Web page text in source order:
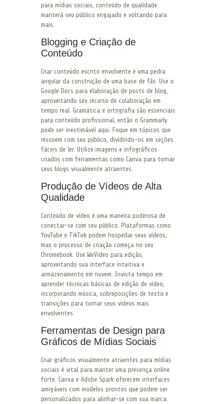
para mídias sociais, conteúdo de qualidade
manterá seu público engajado e voltando para
mais.
Blogging e Criação de
Conteúdo
Criar conteúdo escrito envolvente é uma pedra
angular da construção de uma base de fãs. Use o
Google Docs para elaboração de posts de blog,
aproveitando seu recurso de colaboração em
tempo real. Gramática e ortografia são essenciais
para conteúdo profissional, então o Grammarly
pode ser inestimável aqui. Foque em tópicos que
ressoem com seu público, dividindo-os em seções
fáceis de ler. Utilize imagens e infográficos
criados com ferramentas como Canva para tornar
seus blogs visualmente atraentes.
Produção de Vídeos de Alta
Qualidade
Conteúdo de vídeo é uma maneira poderosa de
conectar-se com seu público. Plataformas como
YouTube e TikTok podem hospedar seus vídeos,
mas o processo de criação começa no seu
Chromebook. Use WeVideo para edição,
aproveitando sua interface intuitiva e
armazenamento em nuvem. Invista tempo em
aprender técnicas básicas de edição de vídeo,
incorporando música, sobreposições de texto e
transições para tornar seus vídeos mais
envolventes.
Ferramentas de Design para
Gráficos de Mídias Sociais
Criar gráficos visualmente atraentes para mídias
sociais é vital para manter uma presença online
forte. Canva e Adobe Spark oferecem interfaces
amigáveis com modelos prontos que podem ser
personalizados para alinhar-se com sua marca.